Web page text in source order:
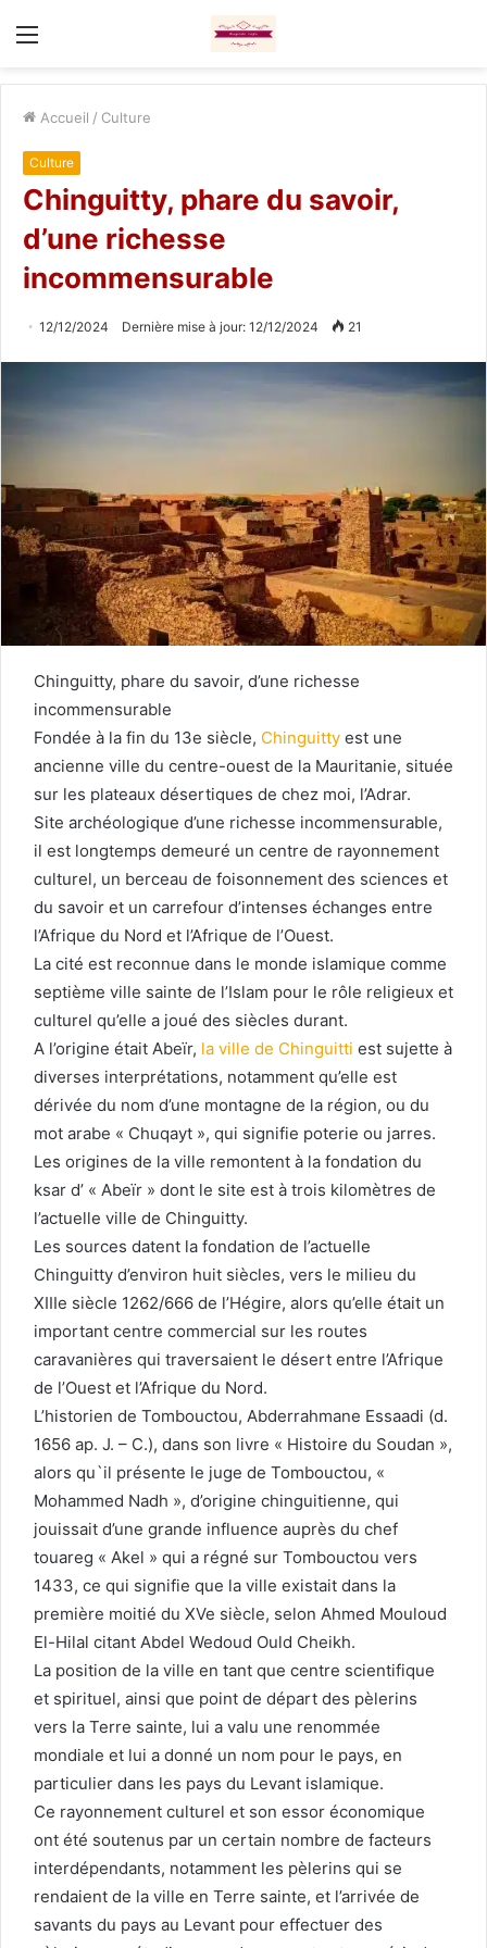
Menu
Accueil / Culture
Culture
Chinguitty, phare du savoir,
d’une richesse
incommensurable
12/12/2024 Dernière mise à jour: 12/12/2024 21
Chinguitty, phare du savoir, d’une richesse
incommensurable
Fondée à la fin du 13e siècle, Chinguitty est une
ancienne ville du centre-ouest de la Mauritanie, située
sur les plateaux désertiques de chez moi, l’Adrar.
Site archéologique d’une richesse incommensurable,
il est longtemps demeuré un centre de rayonnement
culturel, un berceau de foisonnement des sciences et
du savoir et un carrefour d’intenses échanges entre
l’Afrique du Nord et l’Afrique de l’Ouest.
La cité est reconnue dans le monde islamique comme
septième ville sainte de l’Islam pour le rôle religieux et
culturel qu’elle a joué des siècles durant.
A l’origine était Abeïr, la ville de Chinguitti est sujette à
diverses interprétations, notamment qu’elle est
dérivée du nom d’une montagne de la région, ou du
mot arabe « Chuqayt », qui signifie poterie ou jarres.
Les origines de la ville remontent à la fondation du
ksar d’ « Abeïr » dont le site est à trois kilomètres de
l’actuelle ville de Chinguitty.
Les sources datent la fondation de l’actuelle
Chinguitty d’environ huit siècles, vers le milieu du
XIIIe siècle 1262/666 de l’Hégire, alors qu’elle était un
important centre commercial sur les routes
caravanières qui traversaient le désert entre l’Afrique
de l’Ouest et l’Afrique du Nord.
L’historien de Tombouctou, Abderrahmane Essaadi (d.
1656 ap. J. – C.), dans son livre « Histoire du Soudan »,
alors qu`il présente le juge de Tombouctou, «
Mohammed Nadh », d’origine chinguitienne, qui
jouissait d’une grande influence auprès du chef
touareg « Akel » qui a régné sur Tombouctou vers
1433, ce qui signifie que la ville existait dans la
première moitié du XVe siècle, selon Ahmed Mouloud
El-Hilal citant Abdel Wedoud Ould Cheikh.
La position de la ville en tant que centre scientifique
et spirituel, ainsi que point de départ des pèlerins
vers la Terre sainte, lui a valu une renommée
mondiale et lui a donné un nom pour le pays, en
particulier dans les pays du Levant islamique.
Ce rayonnement culturel et son essor économique
ont été soutenus par un certain nombre de facteurs
interdépendants, notamment les pèlerins qui se
rendaient de la ville en Terre sainte, et l’arrivée de
savants du pays au Levant pour effectuer des